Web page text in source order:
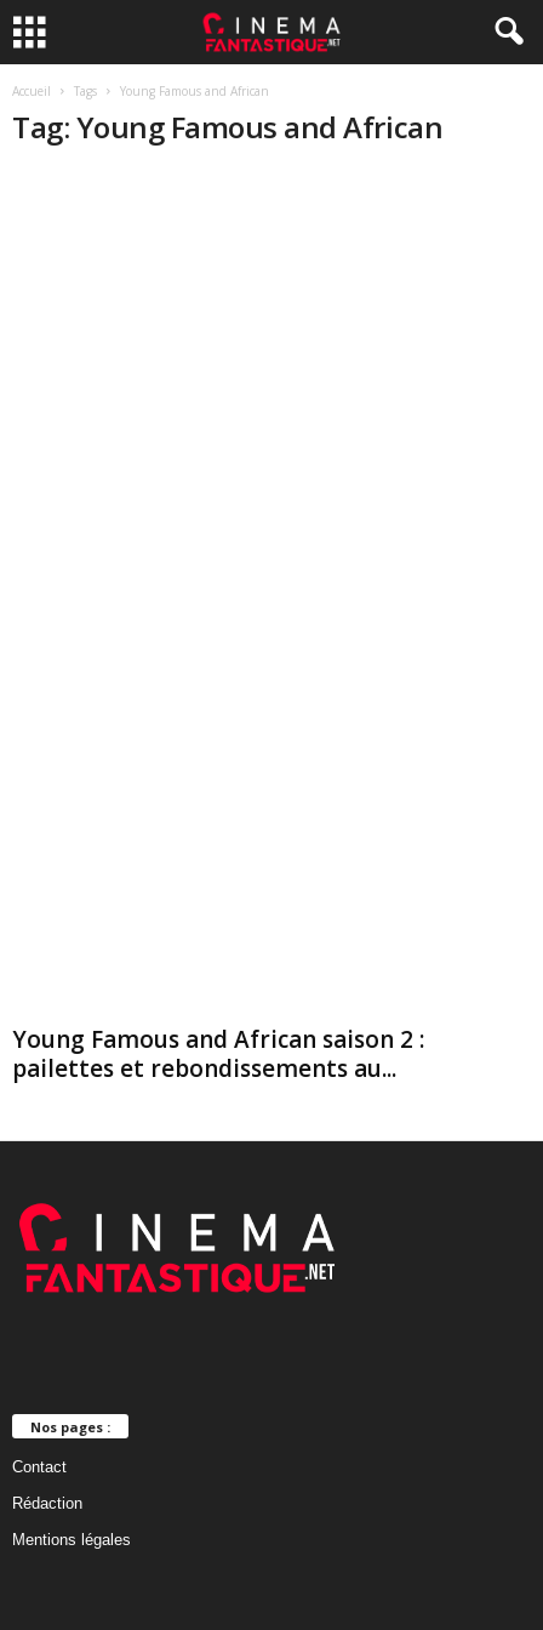
Accueil Tags Young Famous and African
Tag: Young Famous and African
Young Famous and African saison 2 :
pailettes et rebondissements au...
Nos pages :
Contact
Rédaction
Mentions légales